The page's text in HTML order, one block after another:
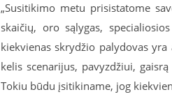
„Susitikimo metu prisistatome
skaičių, oro sąlygas,
kiekvienas skrydžio palydovas
kelis scenarijus, pavyzdžiui,
Tokiu būdu įsitikiname, jog